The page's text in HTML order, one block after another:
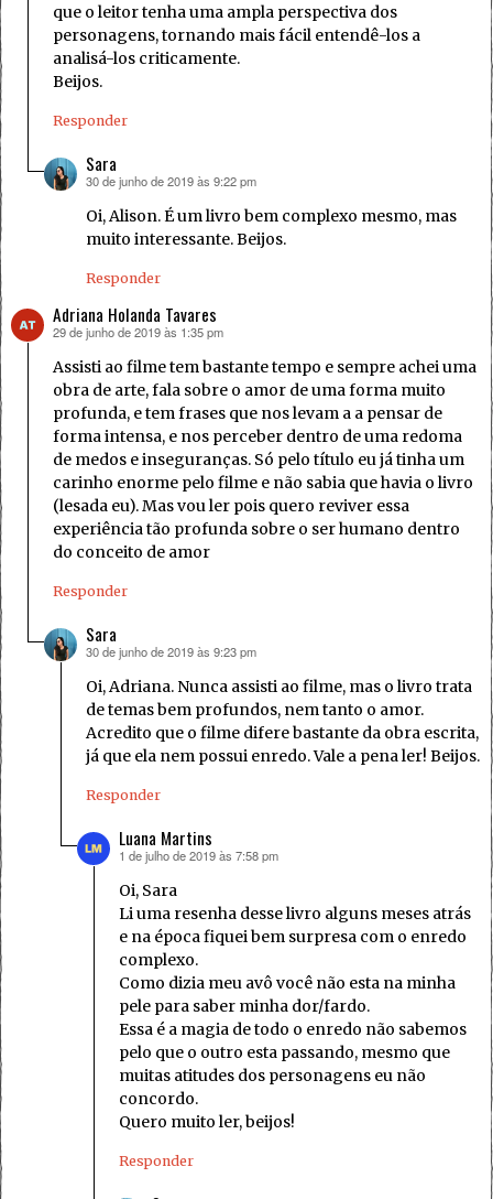
que o leitor tenha uma ampla perspectiva dos
personagens, tornando mais fácil entendê-los a
analisá-los criticamente.
Beijos.
Responder
Sara
disse:
30 de junho de 2019 às 9:22 pm
Oi, Alison. É um livro bem complexo mesmo, mas
muito interessante. Beijos.
Responder
Adriana Holanda Tavares
disse:
29 de junho de 2019 às 1:35 pm
Assisti ao filme tem bastante tempo e sempre achei uma
obra de arte, fala sobre o amor de uma forma muito
profunda, e tem frases que nos levam a a pensar de
forma intensa, e nos perceber dentro de uma redoma
de medos e inseguranças. Só pelo título eu já tinha um
carinho enorme pelo filme e não sabia que havia o livro
(lesada eu). Mas vou ler pois quero reviver essa
experiência tão profunda sobre o ser humano dentro
do conceito de amor
Responder
Sara
disse:
30 de junho de 2019 às 9:23 pm
Oi, Adriana. Nunca assisti ao filme, mas o livro trata
de temas bem profundos, nem tanto o amor.
Acredito que o filme difere bastante da obra escrita,
já que ela nem possui enredo. Vale a pena ler! Beijos.
Responder
Luana Martins
disse:
1 de julho de 2019 às 7:58 pm
Oi, Sara
Li uma resenha desse livro alguns meses atrás
e na época fiquei bem surpresa com o enredo
complexo.
Como dizia meu avô você não esta na minha
pele para saber minha dor/fardo.
Essa é a magia de todo o enredo não sabemos
pelo que o outro esta passando, mesmo que
muitas atitudes dos personagens eu não
concordo.
Quero muito ler, beijos!
Responder